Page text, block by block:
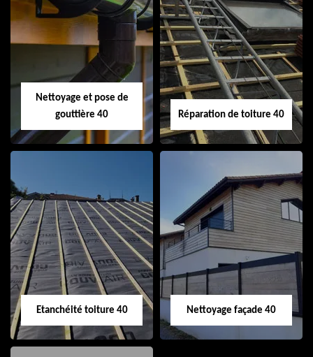
Isolation de toiture
40
Peinture sur tuile
40
Nettoyage et pose de
gouttière 40
Nettoyage et pose
de gouttière 40
Réparation de toiture 40
Réparation de
toiture 40
Etanchéité toiture 40 Nettoyage façade 40